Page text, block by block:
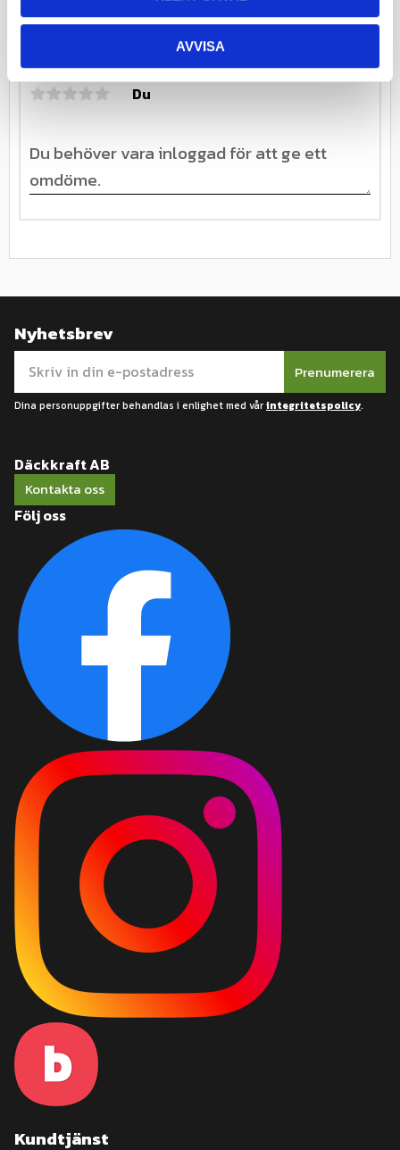
AVVISA
Omdömen
Du
Nyhetsbrev
Prenumerera
Dina personuppgifter behandlas i enlighet med vårintegritetspolicy.
Däckkraft AB
Kontakta oss
Följ oss
Kundtjänst